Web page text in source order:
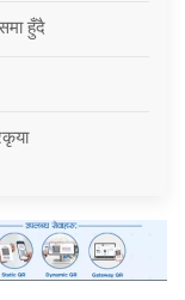
हुँदै